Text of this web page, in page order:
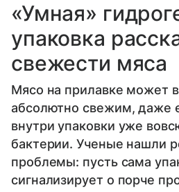
«Умная»
упаковка
свежести мяса
Мясо на прилавке может
абсолютно свежим, даже
внутри упаковки уже
бактерии. Ученые нашли
проблемы: пусть сама
сигнализирует о порче